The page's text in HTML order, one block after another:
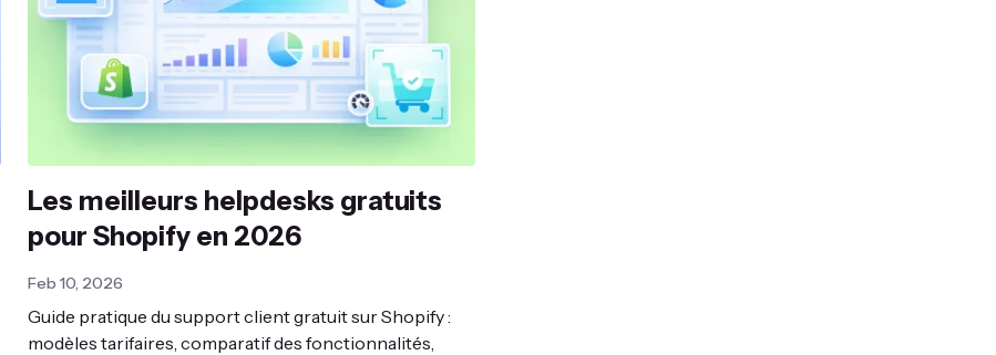
Les meilleurs helpdesks gratuits
pour Shopify en 2026
Feb 10, 2026
Guide pratique du support client gratuit sur Shopify :
modèles tarifaires, comparatif des fonctionnalités,